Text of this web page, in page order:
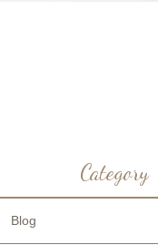
Category
Blog